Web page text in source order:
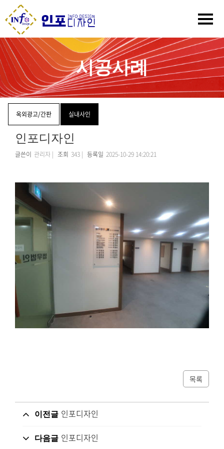
시공사례
옥외광고/간판 실내사인
인포디자인
글쓴이 관리자 | 조회 343 | 등록일 2025-10-29 14:20:21
목록
이전글 인포디자인
다음글 인포디자인